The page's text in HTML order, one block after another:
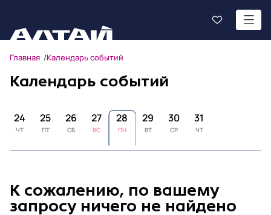
Главная Календарь событий
Календарь событий
24
ЧТ
25
ПТ
26
СБ
27
ВС
28
ПН
29
ВТ
30
СР
31
ЧТ
К сожалению, по вашему
запросу ничего не найдено